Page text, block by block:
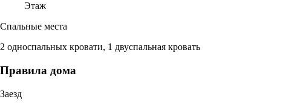
Этаж
Спальные места
2 односпальных кровати, 1 двуспальная кровать
Правила дома
Заезд